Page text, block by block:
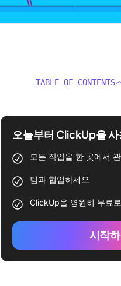
TABLE OF CONTENTS
오늘부터 ClickUp을 사
모든 작업을 한 곳에서
팀과 협업하세요
ClickUp을 영원히 무료
시작하